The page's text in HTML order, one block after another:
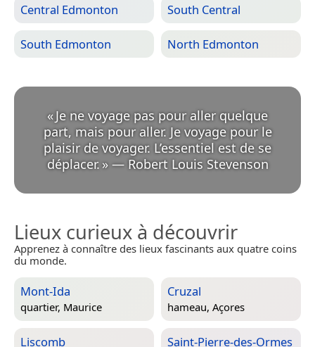
Central Edmonton South Central
South Edmonton North Edmonton
«Je ne voyage pas pour aller quelque
part, mais pour aller. Je voyage pour le
plaisir de voyager. L’essentiel est de se
déplacer. » — Robert Louis Stevenson
Lieux curieux à découvrir
Apprenez à connaître des lieux fascinants aux quatre coins
du monde.
Mont-Ida
quartier, Maurice
Cruzal
hameau, Açores
Liscomb Saint-Pierre-des-Ormes